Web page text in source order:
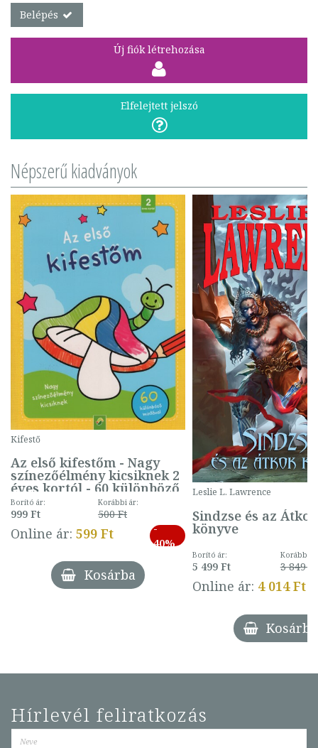
Belépés
Új fiók létrehozása
Elfelejtett jelszó
Népszerű kiadványok
Kifestő
Az első kifestőm - Nagy
színezőélmény kicsiknek 2
éves kortól - 60 különböző
mintával (gombás)
Borító ár:
999 Ft
Korábbi ár:
500 Ft
Online ár: 599 Ft
-
40%
Kosárba
Leslie L. Lawrence
Sindzse és az Átkok
könyve
Borító ár:
5 499 Ft
Korábbi
3 849 Ft
Online ár: 4 014 Ft
Kosárba
Hírlevél feliratkozás